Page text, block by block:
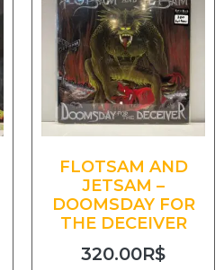
FLOTSAM AND
JETSAM –
DOOMSDAY FOR
THE DECEIVER
320.00R$